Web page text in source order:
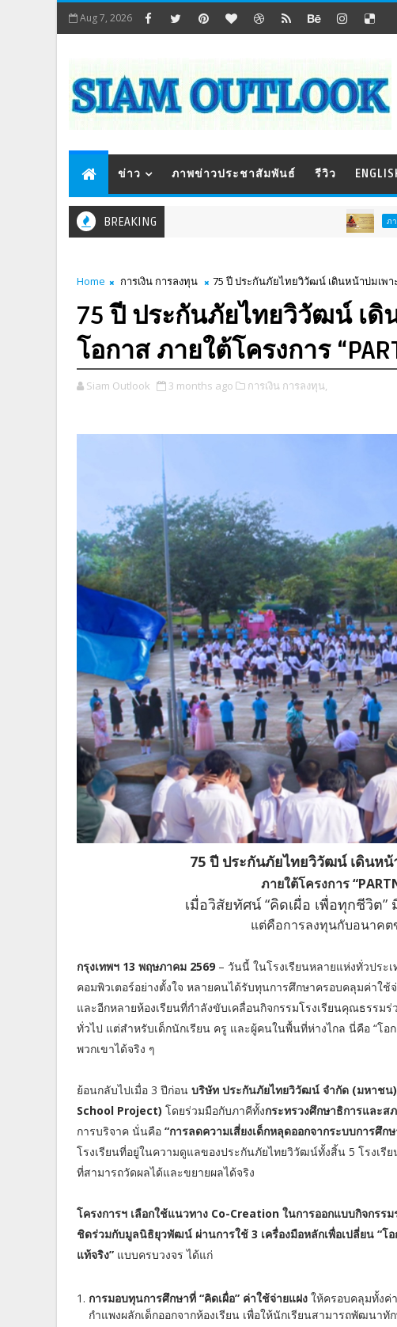
Aug 7, 2026
ข่าว ภาพข่าวประชาสัมพันธ์ รีวิว
BREAKING ภาพข่าวประชาสัมพัน
Home การเงิน การลงทุน 75 ปี ประกันภัยไทยวิวัฒน์ เดินหน้าบ่มเพาะ
75 ปี ประกันภัยไทยวิวัฒน์ เ
โอกาส ภายใต้โครงการ
Siam Outlook 3 months ago การเงิน การลงทุน,
75 ปี ประกันภัยไทยวิวัฒน์ เดินห
ภายใต้โครงการ
เมื่อวิสัยทัศน์ “คิดเผื่อ เพื่อทุกชีวิต
แต่คือการลงทุนกับอนาคต
กรุงเทพฯ 13 พฤษภาคม 2569 – วันนี้ ในโรงเรียนหลายแห่งทั่วประ
คอมพิวเตอร์อย่างตั้งใจ หลายคนได้รับทุนการศึกษาครอบคลุมค่าใช้
และอีกหลายห้องเรียนที่กำลังขับเคลื่อนกิจกรรมโรงเรียนคุณธรร
ทั่วไป แต่สำหรับเด็กนักเรียน ครู และผู้คนในพื้นที่ห่างไกล นี่คือ “โ
พวกเขาได้จริง ๆ
ย้อนกลับไปเมื่อ 3 ปีก่อน บริษัท ประกันภัยไทยวิวัฒน์ จำกัด (มหาช
School Project) โดยร่วมมือกับภาคีทั้งกระทรวงศึกษาธิการและส
การบริจาค นั่นคือ “การลดความเสี่ยงเด็กหลุดออกจากระบบการศึ
โรงเรียนที่อยู่ในความดูแลของประกันภัยไทยวิวัฒน์ทั้งสิ้น 5 โรงเ
ที่สามารถวัดผลได้และขยายผลได้จริง
โครงการฯ เลือกใช้แนวทาง Co-Creation ในการออกแบบกิจกร
ชิดร่วมกับมูลนิธิยุวพัฒน์ ผ่านการใช้ 3 เครื่องมือหลักเพื่อเปลี่ยน “โ
แท้จริง” แบบครบวงจร ได้แก่
การมอบทุนการศึกษาที่ “คิดเผื่อ” ค่าใช้จ่ายแฝง ให้ครอบคลุมทั้งค่
กำแพงผลักเด็กออกจากห้องเรียน เพื่อให้นักเรียนสามารถพัฒนาทั